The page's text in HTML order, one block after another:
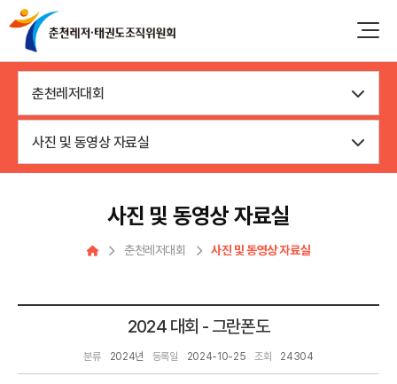
춘천레저대회
사진 및 동영상 자료실
사진 및 동영상 자료실
춘천레저대회 사진 및 동영상 자료실
2024 대회 - 그란폰도
분류 2024년 등록일 2024-10-25 조회 24304